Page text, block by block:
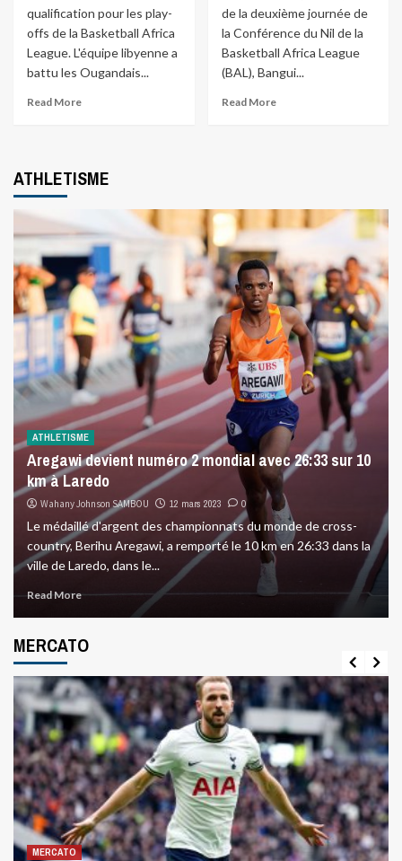
qualification pour les play-
offs de la Basketball Africa
League. L'équipe libyenne a
battu les Ougandais...
Read More
de la deuxième journée de
la Conférence du Nil de la
Basketball Africa League
(BAL), Bangui...
Read More
ATHLETISME
ATHLETISME
Aregawi devient numéro 2 mondial avec 26:33 sur 10
km à Laredo
Wahany Johnson SAMBOU 12 mars 2023 0
Le médaillé d'argent des championnats du monde de cross-
country, Berihu Aregawi, a remporté le 10 km en 26:33 dans la
ville de Laredo, dans le...
Read More
MERCATO
MERCATO